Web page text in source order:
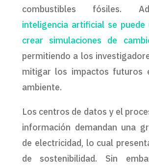
combustibles fósiles.
inteligencia artificial se
crear simulaciones de
permitiendo a los
mitigar los impactos futuros
ambiente.
Los centros de datos y el
información demandan una
de electricidad, lo cual
de sostenibilidad. Sin